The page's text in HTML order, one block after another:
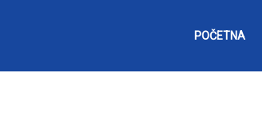
POČETNA